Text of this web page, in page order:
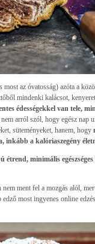
az óvatosság) azóta a
mindenki kalácsot,
édességekkel van tele,
arról szól, hogy egész nap
süteményeket, hanem, hogy
inkább a kalóriaszegény
étrend, minimális
ment fel a mozgás alól,
most ingyenes online